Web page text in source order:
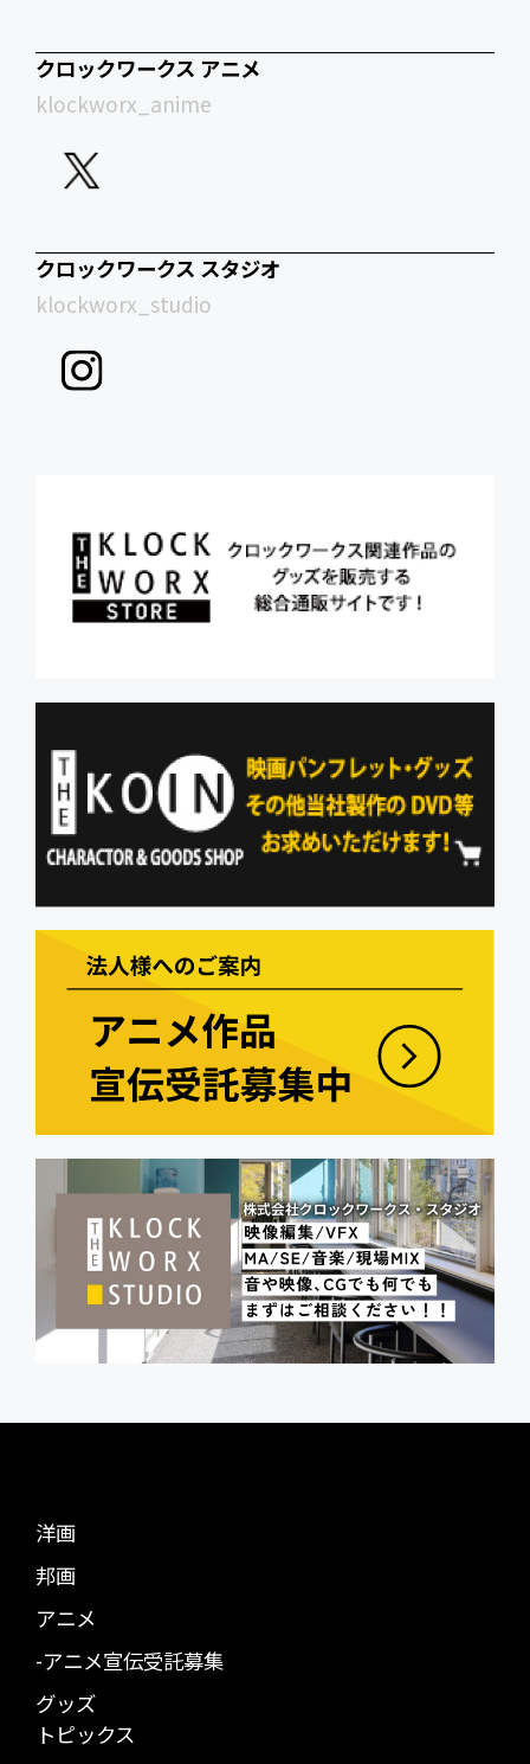
クロックワークス アニメ
klockworx_anime
クロックワークス スタジオ
klockworx_studio
洋画
邦画
アニメ
-アニメ宣伝受託募集
グッズ
トピックス